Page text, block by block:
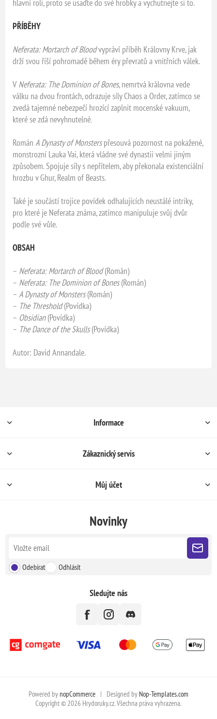
hlavní roli, proto se usaďte do své hrobky a vychutnejte si to.
PŘÍBĚHY
Neferata: Mortarch of Bloodvypráví příběh Královny Krve, jak
drží svou říší pohromadě během éry převratů a vnitřních válek.
VNeferata: The Dominion of Bones, nemrtvá královna vede
válku na dvou frontách, odrazuje síly Chaos a Order, zatímco se
zvedá tajemné nebezpečí hrozící zaplnit mocenské vakuum,
které se zdá nevyhnutelné.
RománA Dynasty of Monsterspřesouvá pozornost na pokažené,
monstrozní Lauka Vai, která vládne své dynastii velmi jiným
způsobem. Spojuje síly s nepřítelem, aby překonala existenciální
hrozbu v Ghur, Realm of Beasts.
Také je součástí trojice povídek odhalujících neustálé intriky,
pro které je Neferata známa, zatímco manipuluje svůj dvůr
podle své vůle.
OBSAH
– Neferata: Mortarch of Blood(Román)
– Neferata: The Dominion of Bones(Román)
–A Dynasty of Monsters(Román)
– The Threshold(Povídka)
– Obsidian(Povídka)
– The Dance of the Skulls(Povídka)
Autor: David Annandale.
Informace
Zákaznický servis
Můj účet
Novinky
Odebírat Odhlásit
Sledujte nás
Powered by nopCommerce | Designed by Nop-Templates.com
Copyright © 2026 Hrydoruky.cz. Všechna práva vyhrazena.